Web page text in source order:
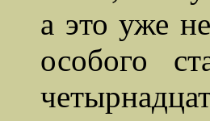
а это уже
особого